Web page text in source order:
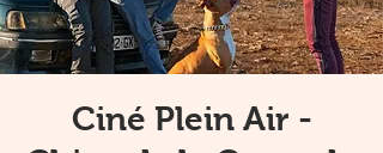
Ciné Plein Air -